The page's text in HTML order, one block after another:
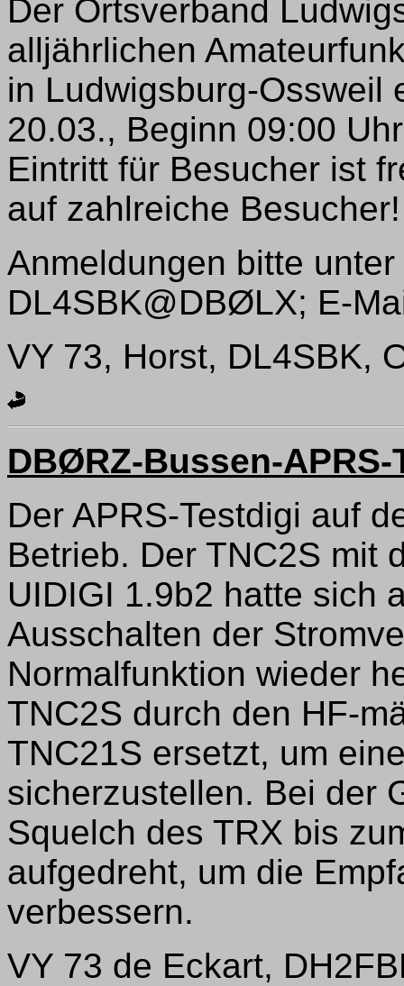
Der Ortsverband
alljährlichen
in Ludwigsburg-Ossweil
20.03., Beginn 09:00
Eintritt für Besucher ist
auf zahlreiche Besucher!
Anmeldungen bitte
DL4SBK@DBØLX; E-
VY 73, Horst, DL4SBK,
DBØRZ-Bussen-
Der APRS-Testdigi auf
Betrieb. Der TNC2S mit
UIDIGI 1.9b2 hatte sich
Ausschalten der
Normalfunktion wieder
TNC2S durch den HF-
TNC21S ersetzt, um
sicherzustellen. Bei der
Squelch des TRX bis
aufgedreht, um die
verbessern.
VY 73 de Eckart,